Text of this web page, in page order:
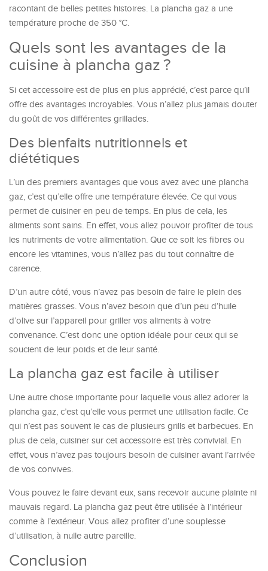
racontant de belles petites histoires. La plancha gaz a une
température proche de 350 °C.
Quels sont les avantages de la
cuisine à plancha gaz ?
Si cet accessoire est de plus en plus apprécié, c’est parce qu’il
offre des avantages incroyables. Vous n’allez plus jamais douter
du goût de vos différentes grillades.
Des bienfaits nutritionnels et
diététiques
L’un des premiers avantages que vous avez avec une plancha
gaz, c’est qu’elle offre une température élevée. Ce qui vous
permet de cuisiner en peu de temps. En plus de cela, les
aliments sont sains. En effet, vous allez pouvoir profiter de tous
les nutriments de votre alimentation. Que ce soit les fibres ou
encore les vitamines, vous n’allez pas du tout connaître de
carence.
D’un autre côté, vous n’avez pas besoin de faire le plein des
matières grasses. Vous n’avez besoin que d’un peu d’huile
d’olive sur l’appareil pour griller vos aliments à votre
convenance. C’est donc une option idéale pour ceux qui se
soucient de leur poids et de leur santé.
La plancha gaz est facile à utiliser
Une autre chose importante pour laquelle vous allez adorer la
plancha gaz, c’est qu’elle vous permet une utilisation facile. Ce
qui n’est pas souvent le cas de plusieurs grills et barbecues. En
plus de cela, cuisiner sur cet accessoire est très convivial. En
effet, vous n’avez pas toujours besoin de cuisiner avant l’arrivée
de vos convives.
Vous pouvez le faire devant eux, sans recevoir aucune plainte ni
mauvais regard. La plancha gaz peut être utilisée à l’intérieur
comme à l’extérieur. Vous allez profiter d’une souplesse
d’utilisation, à nulle autre pareille.
Conclusion